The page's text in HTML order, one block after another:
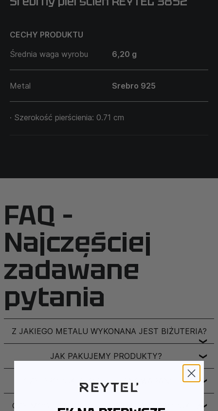
CECHY PRODUKTU
Średnia waga wyrobu
6,20 g
Metal Srebro 925
· Szerokość pierścienia: 0.71 cm
FAQ –
Najczęściej
zadawane
pytania
Z JAKIEGO METALU WYKONANA JEST BIŻUTERIA?
❯
JAK PAKUJEMY PRODUKTY? ❯
CZY PRODUKTY OBJĘTE SĄ GWARANCJĄ? ❯
CZY MOGĘ ZWRÓCIĆ LUB WYMIENIĆ PRODUKT? ❯